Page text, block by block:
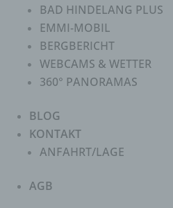
BAD HINDELANG PLUS
EMMI-MOBIL
BERGBERICHT
WEBCAMS & WETTER
360° PANORAMAS
BLOG
KONTAKT
ANFAHRT/LAGE
AGB